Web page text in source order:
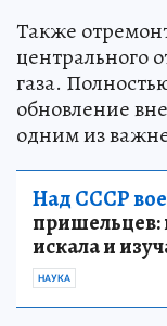
Также
центрального
газа.
обновление
одним из
Над СССР
пришельцев:
искала и
НАУКА